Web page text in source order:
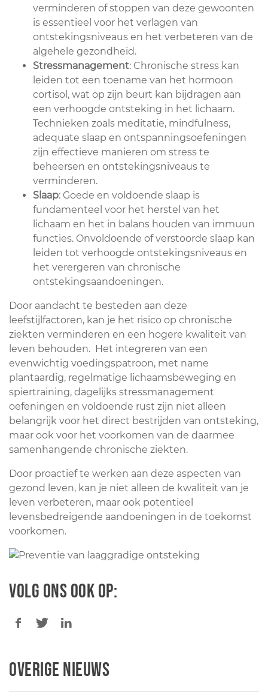
verminderen of stoppen van deze gewoonten
is essentieel voor het verlagen van
ontstekingsniveaus en het verbeteren van de
algehele gezondheid.
Stressmanagement: Chronische stress kan
leiden tot een toename van het hormoon
cortisol, wat op zijn beurt kan bijdragen aan
een verhoogde ontsteking in het lichaam.
Technieken zoals meditatie, mindfulness,
adequate slaap en ontspanningsoefeningen
zijn effectieve manieren om stress te
beheersen en ontstekingsniveaus te
verminderen.
Slaap: Goede en voldoende slaap is
fundamenteel voor het herstel van het
lichaam en het in balans houden van immuun
functies. Onvoldoende of verstoorde slaap kan
leiden tot verhoogde ontstekingsniveaus en
het verergeren van chronische
ontstekingsaandoeningen.
Door aandacht te besteden aan deze
leefstijlfactoren, kan je het risico op chronische
ziekten verminderen en een hogere kwaliteit van
leven behouden. Het integreren van een
evenwichtig voedingspatroon, met name
plantaardig, regelmatige lichaamsbeweging en
spiertraining, dagelijks stressmanagement
oefeningen en voldoende rust zijn niet alleen
belangrijk voor het direct bestrijden van ontsteking,
maar ook voor het voorkomen van de daarmee
samenhangende chronische ziekten.
Door proactief te werken aan deze aspecten van
gezond leven, kan je niet alleen de kwaliteit van je
leven verbeteren, maar ook potentieel
levensbedreigende aandoeningen in de toekomst
voorkomen.
Volg ons ook op:
Overige nieuws